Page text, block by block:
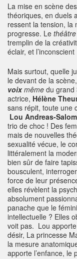
La mise en scène
théoriques, en duels
ressent la tension, la
progresse. Le théâtre
tremplin de la
éclair, et
Mais surtout, quelle
le devant de la
voixmême du grand
actrice, Hélène
sans répit, toute une
Lou Andreas-
trio de choc ! Des
mais de nouvelles
sexualité vécue, le
littéralement la
bien sûr de faire
bousculent,
force de leur
elles révèlent la
absolument
panache que le
intellectuelle ? Elles
voit pas. Lou
désir, La princesse
la mesure
apporte l’enfance, le